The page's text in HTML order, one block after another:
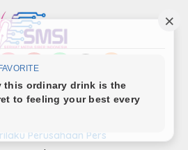
Privacy Policy
Redaksi
Perusahaan Pers